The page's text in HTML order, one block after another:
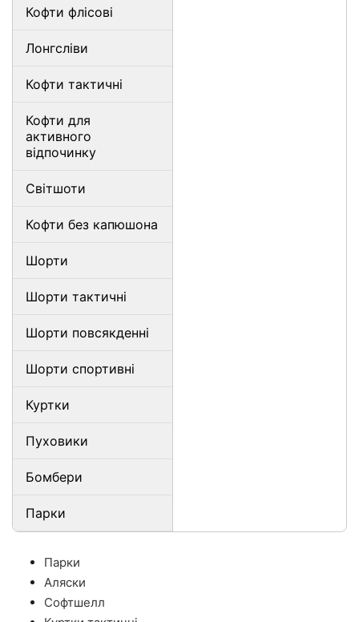
Кофти флісові
Лонгсліви
Кофти тактичні
Кофти для
активного
відпочинку
Світшоти
Кофти без капюшона
Шорти
Шорти тактичні
Шорти повсякденні
Шорти спортивні
Куртки
Пуховики
Бомбери
Парки
Парки
Аляски
Софтшелл